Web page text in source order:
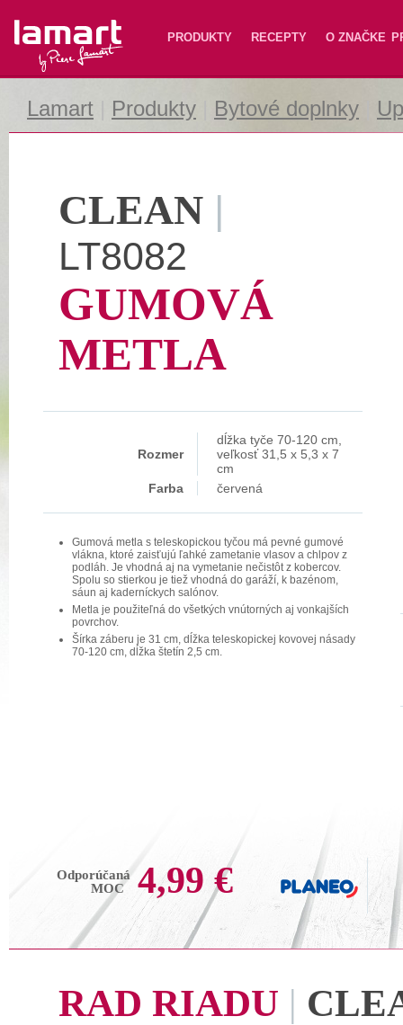
Lamart PRODUKTY RECEPTY O ZNAČKE
Lamart Produkty Bytové doplnky
CLEAN |
LT8082
GUMOVÁ
METLA
Rozmer
dĺžka tyče 70-120 cm,
veľkosť 31,5 x 5,3 x 7
cm
Farba
červená
Gumová metla s teleskopickou tyčou má pevné gumové
vlákna, ktoré zaisťujú ľahké zametanie vlasov a chlpov z
podláh. Je vhodná aj na vymetanie nečistôt z kobercov.
Spolu so stierkou je tiež vhodná do garáží, k bazénom,
sáun aj kaderníckych salónov.
Metla je použiteľná do všetkých vnútorných aj vonkajších
povrchov.
Šírka záberu je 31 cm, dĺžka teleskopickej kovovej násady
70-120 cm, dĺžka štetín 2,5 cm.
Odporúčaná
MOC
4,99 €
RAD RIADU |